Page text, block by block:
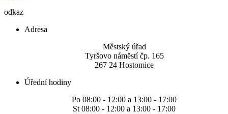
odkaz
Adresa
Městský úřad
Tyršovo náměstí čp. 165
267 24 Hostomice
Úřední hodiny
Po 08:00 - 12:00 a 13:00 - 17:00
St 08:00 - 12:00 a 13:00 - 17:00